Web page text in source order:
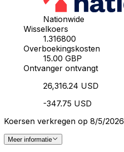
Nationwide
Wisselkoers
1.316800
Overboekingskosten
15.00 GBP
Ontvanger ontvangt
26,316.24 USD
-347.75 USD
Koersen verkregen op 8/5/2026
Meer informatie